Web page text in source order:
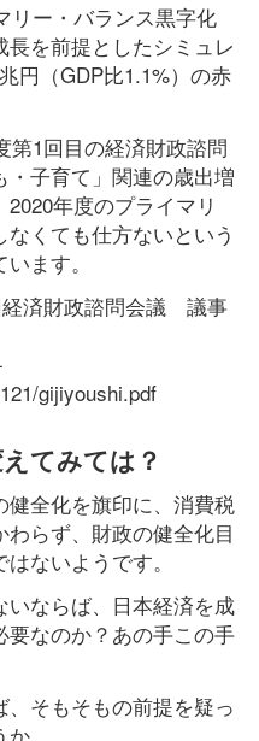
リー・バランス黒字化
を前提としたシミュレ
円（GDP比1.1%）の赤
第1回目の経済財政諮問
子育て」関連の歳出増
年度のプライマリ
くても仕方ないという
ます。
経済財政諮問会議 議事
gijiyoushi.pdf
てみては？
全化を旗印に、消費税
らず、財政の健全化目
ないようです。
ならば、日本経済を成
なのか？あの手この手
そもそもの前提を疑っ
。